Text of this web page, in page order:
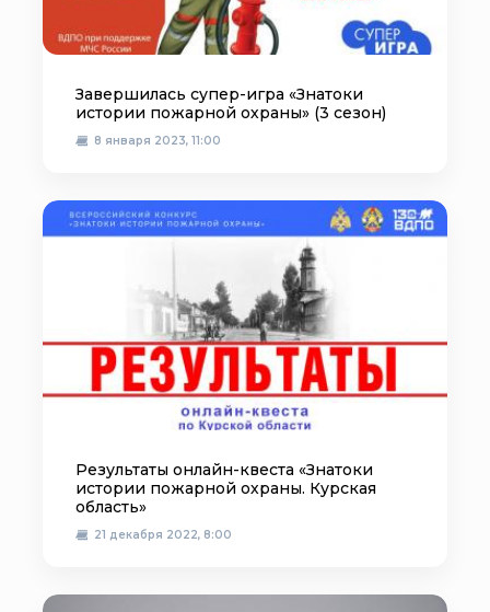
Завершилась супер-игра «Знатоки
истории пожарной охраны» (3 сезон)
8 января 2023, 11:00
Результаты онлайн-квеста «Знатоки
истории пожарной охраны. Курская
область»
21 декабря 2022, 8:00